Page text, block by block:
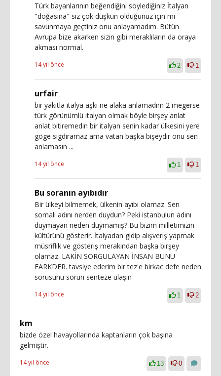
Türk bayanlarının beğendiğini söylediğiniz İtalyan
"doğasına" siz çok düşkün olduğunuz için mi
savunmaya geçtiniz onu anlayamadım. Bütün
Avrupa bize akarken sizin gibi meraklıların da oraya
akması normal.
14 yıl önce 2 1
urfair
bir yakıtla italya aşkı ne alaka anlamadım 2 megerse
türk görünümlü italyan olmak böyle birşey anlat
anlat bitiremedin bir italyan senin kadar ülkesini yere
göge sıgdıramaz ama vatan başka bişeydir onu sen
anlamasın ...
14 yıl önce 1 1
Bu soranın ayıbıdır
Bir ülkeyi bilmemek, ülkenin ayıbı olamaz. Sen
somali adını nerden duydun? Peki istanbulun adını
duymayan neden duymamış? Bu bizim milletimizin
kültürünü gösterir. İtalyadan gidip alışveriş yapmak
müsriflik ve gösteriş merakından başka birşey
olamaz. LAKİN SORGULAYAN İNSAN BUNU
FARKDER. tavsiye ederim bir tez'e birkac defe neden
sorusunu sorun senteze ulaşın
14 yıl önce 1 2
km
bizde özel havayollarında kaptanların çok başına
gelmiştir.
14 yıl önce 13 0